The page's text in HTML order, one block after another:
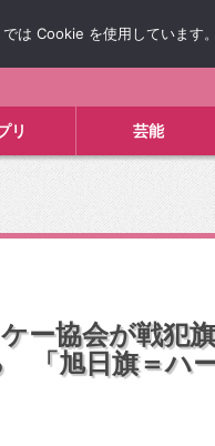
リ 芸能
ー協会が戦犯
「旭日旗＝ハ
は Cookie を使用しています